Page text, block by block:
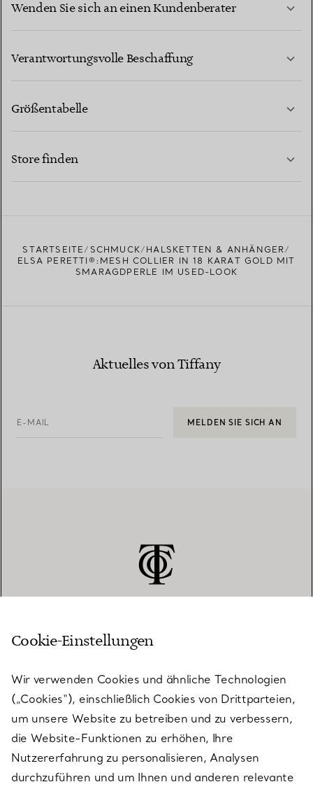
Wenden Sie sich an einen Kundenberater
Verantwortungsvolle Beschaffung
Größentabelle
Store finden
STARTSEITE SCHMUCK
HALSKETTEN & ANHÄNGER
ELSA PERETTI®:MESH COLLIER IN 18 KARAT GOLD MIT
SMARAGDPERLE IM USED-LOOK
Aktuelles von Tiffany
E-MAIL MELDEN SIE SICH AN
KUNDENSERVICE
SERVICES
ÜBER TIFFANY & CO.
Cookie-Einstellungen
Wir verwenden Cookies und ähnliche Technologien
(„Cookies“), einschließlich Cookies von Drittparteien,
um unsere Website zu betreiben und zu verbessern,
die Website-Funktionen zu erhöhen, Ihre
Nutzererfahrung zu personalisieren, Analysen
durchzuführen und um Ihnen und anderen relevante